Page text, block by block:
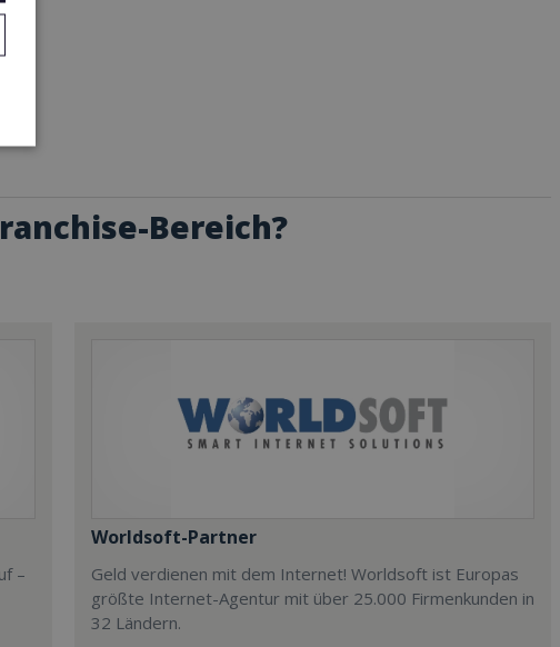
Bereich?
–
Worldsoft-Partner
Geld verdienen mit dem Internet! Worldsoft ist Europas
größte Internet-Agentur mit über 25.000 Firmenkunden in
32 Ländern.